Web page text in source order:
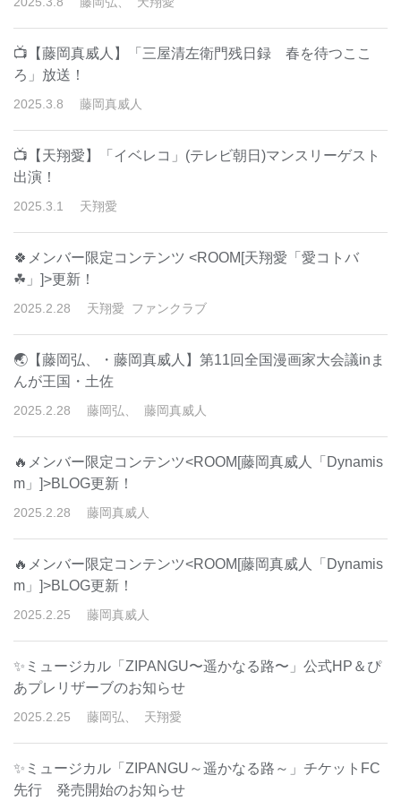
📺【藤岡真威人】「三屋清左衛門残日録 春を待つここ
ろ」放送！
2025 3 8 藤岡真威人
📺【天翔愛】「イベレコ」(テレビ朝日)マンスリーゲスト
出演！
2025 3 1 天翔愛
🍀メンバー限定コンテンツ <ROOM[天翔愛「愛コトバ
☘」]>更新！
2025 2 28 天翔愛 ファンクラブ
🌏【藤岡弘、・藤岡真威人】第11回全国漫画家大会議inま
んが王国・土佐
2025 2 28 藤岡弘、 藤岡真威人
🔥メンバー限定コンテンツ<ROOM[藤岡真威人「Dynamis
m」]>BLOG更新！
2025 2 28 藤岡真威人
🔥メンバー限定コンテンツ<ROOM[藤岡真威人「Dynamis
m」]>BLOG更新！
2025 2 25 藤岡真威人
✨ミュージカル「ZIPANGU〜遥かなる路〜」公式HP＆ぴ
あプレリザーブのお知らせ
2025 2 25 藤岡弘、 天翔愛
✨ミュージカル「ZIPANGU～遥かなる路～」チケットFC
先行 発売開始のお知らせ